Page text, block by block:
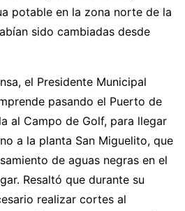
potable en la zona norte de la
sido cambiadas desde
el Presidente Municipal
pasando el Puerto de
al Campo de Golf, para llegar
a la planta San Miguelito, que
de aguas negras en el
Resaltó que durante su
realizar cortes al